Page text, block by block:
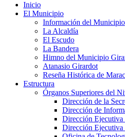
Inicio
El Municipio
Información del Municipio
La Alcaldía
El Escudo
La Bandera
Himno del Municipio
Atanasio Girardot
Reseña Histórica de
Estructura
Órganos Superiores del
Dirección de la
Dirección de
Dirección Ejecutiva
Dirección Ejecutiva